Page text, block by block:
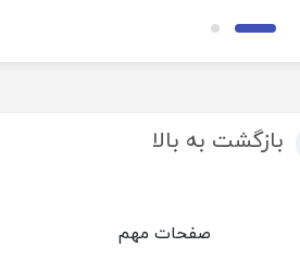
بازگشت به بالا
صفحات مهم